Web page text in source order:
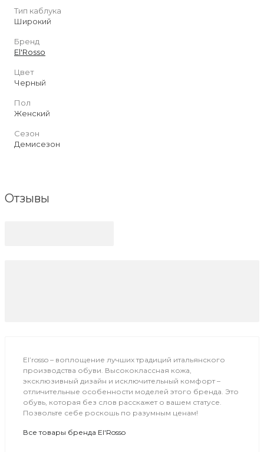
Тип каблука
Широкий
Бренд
El'Rosso
Цвет
Черный
Пол
Женский
Сезон
Демисезон
Отзывы
El’rosso – воплощение лучших традиций итальянского
производства обуви. Высококлассная кожа,
эксклюзивный дизайн и исключительный комфорт –
отличительные особенности моделей этого бренда. Это
обувь, которая без слов расскажет о вашем статусе.
Позвольте себе роскошь по разумным ценам!
Все товары бренда El'Rosso